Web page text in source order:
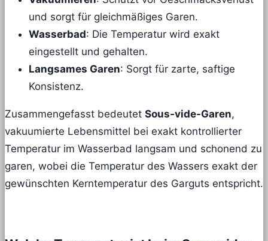
und sorgt für gleichmäßiges Garen.
Wasserbad: Die Temperatur wird exakt
eingestellt und gehalten.
Langsames Garen: Sorgt für zarte, saftige
Konsistenz.
Zusammengefasst bedeutet Sous-vide-Garen,
vakuumierte Lebensmittel bei exakt kontrollierter
Temperatur im Wasserbad langsam und schonend zu
garen, wobei die Temperatur des Wassers exakt der
gewünschten Kerntemperatur des Garguts entspricht.